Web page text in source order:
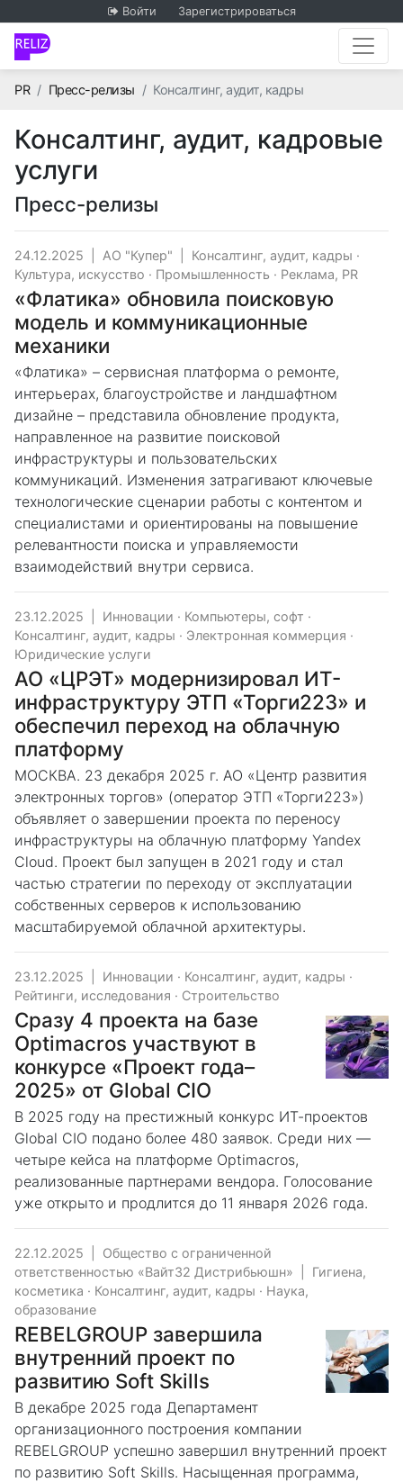
Войти Зарегистрироваться
PRГлавная
Пресс-релизы Консалтинг, аудит, кадры
Консалтинг, аудит, кадровые
услуги
Пресс-релизы
24.12.2025 АО "Купер" Консалтинг, аудит, кадры ·
Культура, искусство · Промышленность · Реклама, PR
«Флатика» обновила поисковую
модель и коммуникационные
механики
«Флатика» – сервисная платформа о ремонте,
интерьерах, благоустройстве и ландшафтном
дизайне – представила обновление продукта,
направленное на развитие поисковой
инфраструктуры и пользовательских
коммуникаций. Изменения затрагивают ключевые
технологические сценарии работы с контентом и
специалистами и ориентированы на повышение
релевантности поиска и управляемости
взаимодействий внутри сервиса.
23.12.2025 Инновации · Компьютеры, софт ·
Консалтинг, аудит, кадры · Электронная коммерция ·
Юридические услуги
АО «ЦРЭТ» модернизировал ИТ-
инфраструктуру ЭТП «Торги223» и
обеспечил переход на облачную
платформу
МОСКВА. 23 декабря 2025 г. АО «Центр развития
электронных торгов» (оператор ЭТП «Торги223»)
объявляет о завершении проекта по переносу
инфраструктуры на облачную платформу Yandex
Cloud. Проект был запущен в 2021 году и стал
частью стратегии по переходу от эксплуатации
собственных серверов к использованию
масштабируемой облачной архитектуры.
23.12.2025 Инновации · Консалтинг, аудит, кадры ·
Рейтинги, исследования · Строительство
Сразу 4 проекта на базе
Optimacros участвуют в
конкурсе «Проект года–
2025» от Global CIO
В 2025 году на престижный конкурс ИТ-проектов
Global CIO подано более 480 заявок. Среди них —
четыре кейса на платформе Optimacros,
реализованные партнерами вендора. Голосование
уже открыто и продлится до 11 января 2026 года.
22.12.2025
Общество с ограниченной
ответственностью «Вайт32 Дистрибьюшн»
Гигиена,
косметика · Консалтинг, аудит, кадры · Наука,
образование
REBELGROUP завершила
внутренний проект по
развитию Soft Skills
В декабре 2025 года Департамент
организационного построения компании
REBELGROUP успешно завершил внутренний проект
по развитию Soft Skills. Насыщенная программа,